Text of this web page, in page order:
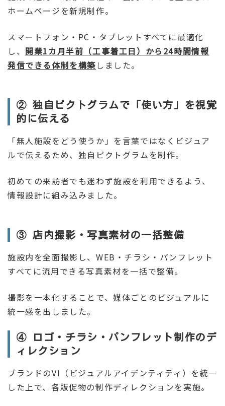
ホームページを新規制作。
スマートフォン・PC・タブレットすべてに最適化
し、 開業1カ月半前（工事着工日）から24時間情報
発信できる体制を構築しました。
② 独自ピクトグラムで「使い方」を視覚
的に伝える
「無人施設をどう使うか」を言葉ではなくビジュア
ルで伝えるため、独自ピクトグラムを制作。
初めての来訪者でも迷わず施設を利用できるよう、
情報設計に組み込みました。
③ 店内撮影・写真素材の一括整備
施設内を全面撮影し、WEB・チラシ・パンフレット
すべてに流用できる写真素材を一括で整備。
撮影を一本化することで、媒体ごとのビジュアルに
統一感を出しました。
④ ロゴ・チラシ・パンフレット制作のデ
ィレクション
ブランドのVI（ビジュアルアイデンティティ）を統一
した上で、各販促物の制作ディレクションを実施。